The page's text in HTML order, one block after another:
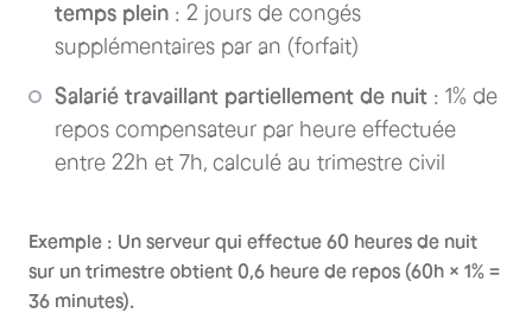
temps plein : 2 jours de congés
supplémentaires par an (forfait)
Salarié travaillant partiellement de nuit : 1% de
repos compensateur par heure effectuée
entre 22h et 7h, calculé au trimestre civil
Exemple : Un serveur qui effectue 60 heures de nuit
sur un trimestre obtient 0,6 heure de repos (60h × 1% =
36 minutes).